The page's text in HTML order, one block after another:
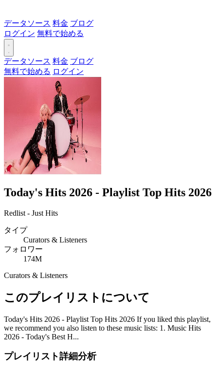
データソース 料金 ブログ
ログイン 無料で始める
データソース 料金 ブログ
無料で始める ログイン
Today's Hits 2026 - Playlist Top Hits 2026
Redlist - Just Hits
タイプ
Curators & Listeners
フォロワー
174M
Curators & Listeners
このプレイリストについて
Today's Hits 2026 - Playlist Top Hits 2026 If you liked this playlist,
we recommend you also listen to these music lists: 1. Music Hits
2026 - Today's Best H...
プレイリスト詳細分析